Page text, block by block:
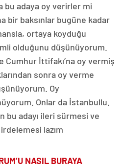
bu adaya oy verirler mi
bir baksınlar bugüne kadar
ortaya koyduğu
olduğunu düşünüyorum.
Cumhur İttifakı’na oy vermiş
sonra oy verme
Oy
Onlar da İstanbullu.
bu adayı ileri sürmesi ve
lazım
NASIL BURAYA